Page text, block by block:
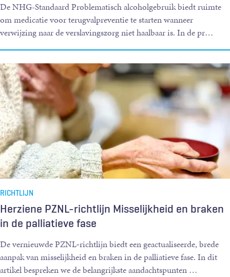
De NHG-Standaard Problematisch alcoholgebruik biedt ruimte
om medicatie voor terugvalpreventie te starten wanneer
verwijzing naar de verslavingszorg niet haalbaar is. In de pr…
Herziene PZNL-richtlijn Misselijkheid en braken
in de palliatieve fase
RICHTLIJN
De vernieuwde PZNL‑richtlijn biedt een geactualiseerde, brede
aanpak van misselijkheid en braken in de palliatieve fase. In dit
artikel bespreken we de belangrijkste aandachtspunten …